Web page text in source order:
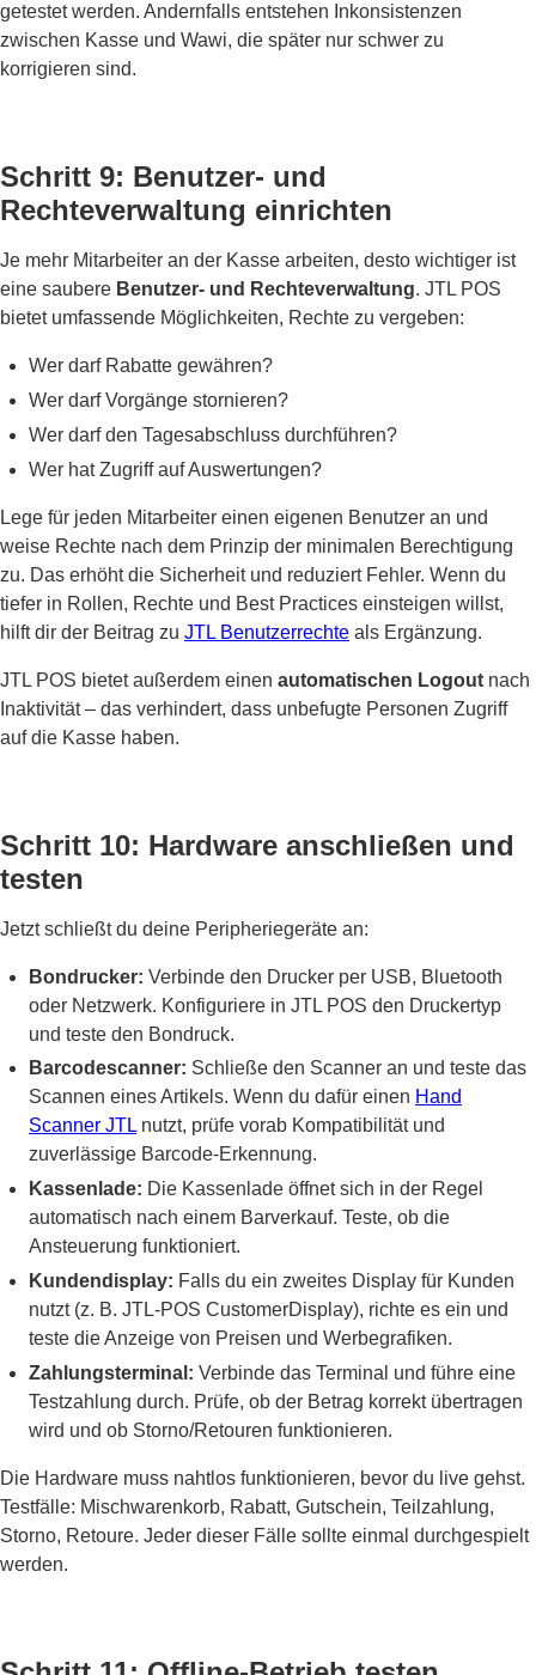
getestet werden. Andernfalls entstehen Inkonsistenzen
zwischen Kasse und Wawi, die später nur schwer zu
korrigieren sind.
Schritt 9: Benutzer- und
Rechteverwaltung einrichten
Je mehr Mitarbeiter an der Kasse arbeiten, desto wichtiger ist
eine saubere Benutzer- und Rechteverwaltung. JTL POS
bietet umfassende Möglichkeiten, Rechte zu vergeben:
Wer darf Rabatte gewähren?
Wer darf Vorgänge stornieren?
Wer darf den Tagesabschluss durchführen?
Wer hat Zugriff auf Auswertungen?
Lege für jeden Mitarbeiter einen eigenen Benutzer an und
weise Rechte nach dem Prinzip der minimalen Berechtigung
zu. Das erhöht die Sicherheit und reduziert Fehler. Wenn du
tiefer in Rollen, Rechte und Best Practices einsteigen willst,
hilft dir der Beitrag zu JTL Benutzerrechte als Ergänzung.
JTL POS bietet außerdem einen automatischen Logout nach
Inaktivität – das verhindert, dass unbefugte Personen Zugriff
auf die Kasse haben.
Schritt 10: Hardware anschließen und
testen
Jetzt schließt du deine Peripheriegeräte an:
Bondrucker: Verbinde den Drucker per USB, Bluetooth
oder Netzwerk. Konfiguriere in JTL POS den Druckertyp
und teste den Bondruck.
Barcodescanner: Schließe den Scanner an und teste das
Scannen eines Artikels. Wenn du dafür einen Hand
Scanner JTL nutzt, prüfe vorab Kompatibilität und
zuverlässige Barcode-Erkennung.
Kassenlade: Die Kassenlade öffnet sich in der Regel
automatisch nach einem Barverkauf. Teste, ob die
Ansteuerung funktioniert.
Kundendisplay: Falls du ein zweites Display für Kunden
nutzt (z. B. JTL-POS CustomerDisplay), richte es ein und
teste die Anzeige von Preisen und Werbegrafiken.
Zahlungsterminal: Verbinde das Terminal und führe eine
Testzahlung durch. Prüfe, ob der Betrag korrekt übertragen
wird und ob Storno/Retouren funktionieren.
Die Hardware muss nahtlos funktionieren, bevor du live gehst.
Testfälle: Mischwarenkorb, Rabatt, Gutschein, Teilzahlung,
Storno, Retoure. Jeder dieser Fälle sollte einmal durchgespielt
werden.